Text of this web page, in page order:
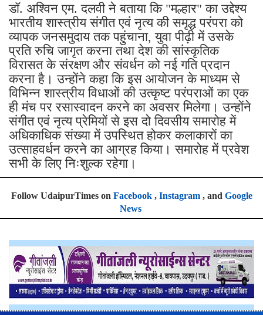
डॉ. अश्विन एम. दलवी ने बताया कि "मल्हार" का उद्देश्य
भारतीय शास्त्रीय संगीत एवं नृत्य की समृद्ध परंपरा को
व्यापक जनसमुदाय तक पहुंचाना, युवा पीढ़ी में उसके
प्रति रुचि जागृत करना तथा देश की सांस्कृतिक
विरासत के संरक्षण और संवर्धन को नई गति प्रदान
करना है। उन्होंने कहा कि इस आयोजन के माध्यम से
विभिन्न शास्त्रीय विधाओं की उत्कृष्ट परंपराओं का एक
ही मंच पर रसास्वादन करने का अवसर मिलेगा। उन्होंने
संगीत एवं नृत्य प्रेमियों से इस दो दिवसीय समारोह में
अधिकाधिक संख्या में उपस्थित होकर कलाकारों का
उत्साहवर्धन करने का आग्रह किया। समारोह में प्रवेश
सभी के लिए निःशुल्क रहेगा।
Follow UdaipurTimes on Facebook, Instagram, and Google
News